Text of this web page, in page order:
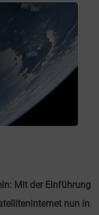
Mit der Einführung
nun in